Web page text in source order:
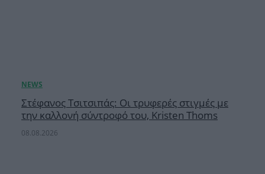
Στέφανος Τσιτσιπάς: Οι τρυφερές στιγμές με
την καλλονή σύντροφό του, Kristen Thoms
08.08.2026